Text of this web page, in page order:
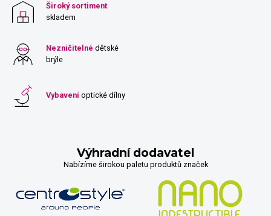
Široký sortiment
skladem
Nezničitelné dětské
brýle
Vybavení optické dílny
Výhradní dodavatel
Nabízíme širokou paletu produktů značek